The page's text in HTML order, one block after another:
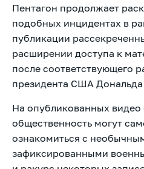
Пентагон продолжает
подобных инцидентах в
публикации
расширении доступа к
после соответствующего
президента США
На опубликованных видео
общественность могут
ознакомиться с
зафиксированными